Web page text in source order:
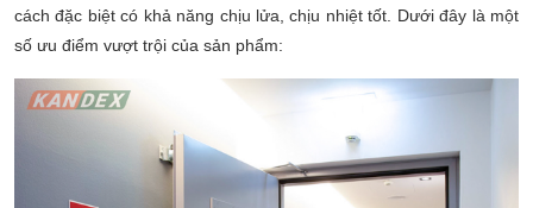
cách đặc biệt có khả năng chịu lửa, chịu nhiệt tốt. Dưới đây là một
số ưu điểm vượt trội của sản phẩm: